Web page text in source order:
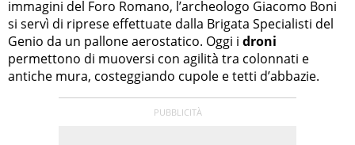
immagini del Foro Romano, l’archeologo Giacomo Boni
si servì di riprese effettuate dalla Brigata Specialisti del
Genio da un pallone aerostatico. Oggi i droni
permettono di muoversi con agilità tra colonnati e
antiche mura, costeggiando cupole e tetti d’abbazie.